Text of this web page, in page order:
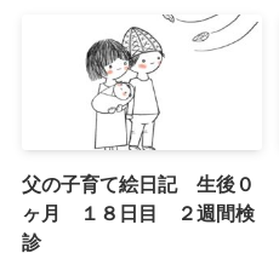
父の子育て絵日記 生後０
ヶ月 １８日目 ２週間検
診